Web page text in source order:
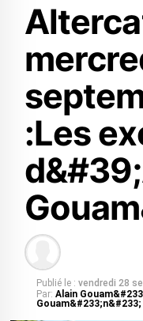
:Les
Publié le : vendredi 28
Par: Alain
Gouam&#233;n&#233;